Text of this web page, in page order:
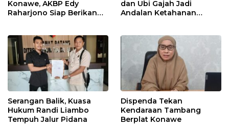
Konawe, AKBP Edy
Raharjono Siap Berikan
dan Ubi Gajah Jadi
Andalan Ketahanan
Serangan Balik, Kuasa
Hukum Randi Liambo
Tempuh Jalur Pidana
Dispenda Tekan
Kendaraan Tambang
Berplat Konawe